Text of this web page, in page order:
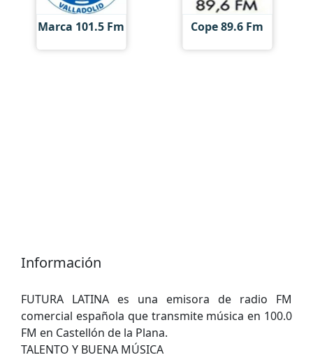
Marca 101.5 Fm Cope 89.6 Fm
Información
FUTURA LATINA es una emisora de radio FM
comercial española que transmite música en 100.0
FM en Castellón de la Plana.
TALENTO Y BUENA MÚSICA